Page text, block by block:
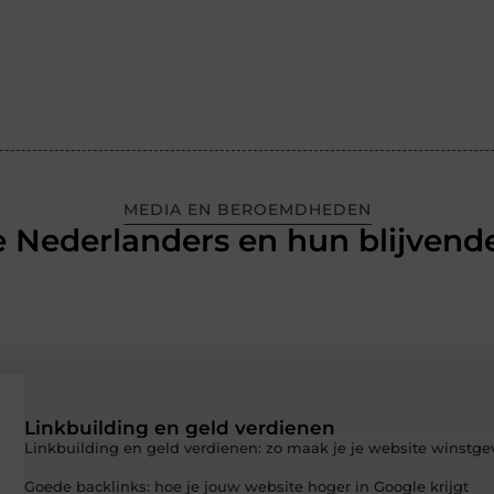
MEDIA EN BEROEMDHEDEN
Nederlanders en hun
Linkbuilding en geld verdienen
Linkbuilding en geld verdienen: zo maak je je website
Goede backlinks: hoe je jouw website hoger in Google krijgt